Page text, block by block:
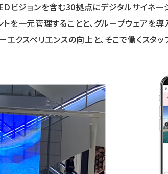
ビジョンを含む30拠点にデジタルサイネー
を一元管理することと、グループウェアを
クスペリエンスの向上と、そこで働くスタ